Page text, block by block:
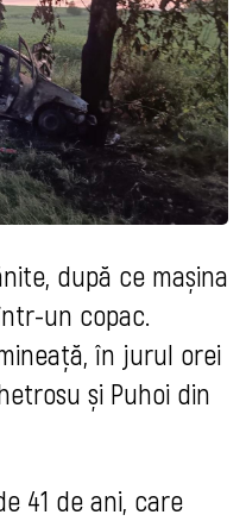
după ce mașina
un copac.
în jurul orei
și Puhoi din
41 de ani, care